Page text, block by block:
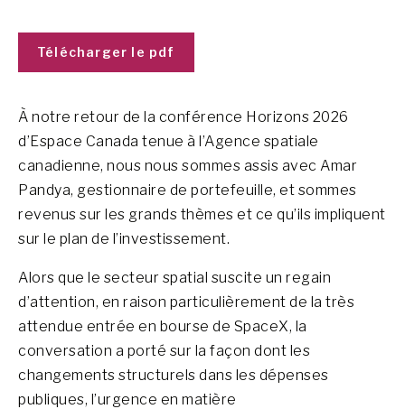
Télécharger le pdf
À notre retour de la conférence Horizons 2026
d’Espace Canada tenue à l’Agence spatiale
canadienne, nous nous sommes assis avec Amar
Pandya, gestionnaire de portefeuille, et sommes
revenus sur les grands thèmes et ce qu’ils impliquent
sur le plan de l’investissement.
Alors que le secteur spatial suscite un regain
d’attention, en raison particulièrement de la très
attendue entrée en bourse de SpaceX, la
conversation a porté sur la façon dont les
changements structurels dans les dépenses
publiques, l’urgence en matière